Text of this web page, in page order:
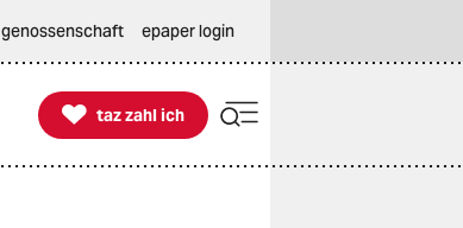
genossenschaft epaper login

taz zahl ich
taz zahl ich